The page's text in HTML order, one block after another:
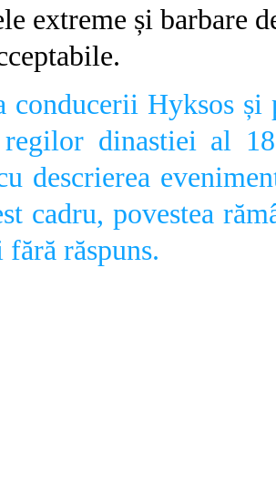
extreme și barbare
conducerii Hyksos
dinastiei al
descrierea
cadru, povestea
răspuns.